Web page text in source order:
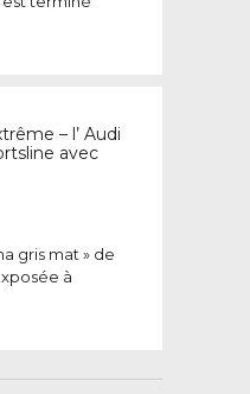
– l’ Audi
avec
gris mat » de
à